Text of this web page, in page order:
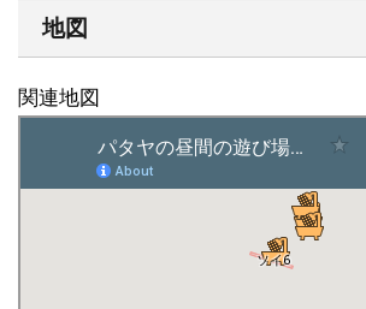
地図
関連地図